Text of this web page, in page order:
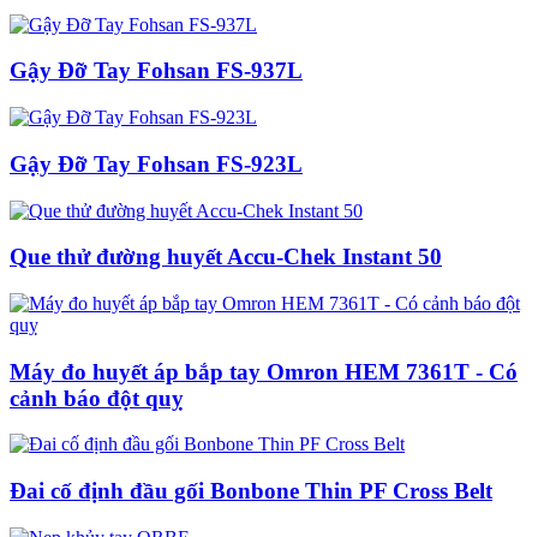
Gậy Đỡ Tay Fohsan FS-937L
Gậy Đỡ Tay Fohsan FS-923L
Que thử đường huyết Accu-Chek Instant 50
Máy đo huyết áp bắp tay Omron HEM 7361T - Có
cảnh báo đột quỵ
Đai cố định đầu gối Bonbone Thin PF Cross Belt